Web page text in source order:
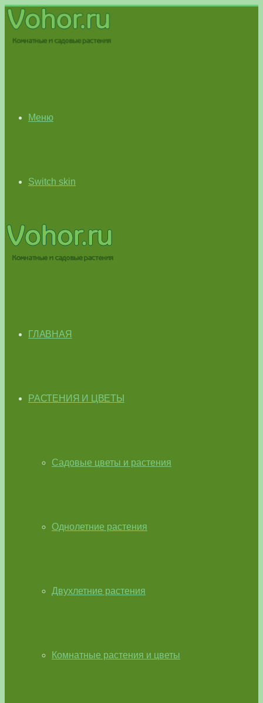
Меню
Switch skin
ГЛАВНАЯ
РАСТЕНИЯ И ЦВЕТЫ
Садовые цветы и растения
Однолетние растения
Двухлетние растения
Комнатные растения и цветы